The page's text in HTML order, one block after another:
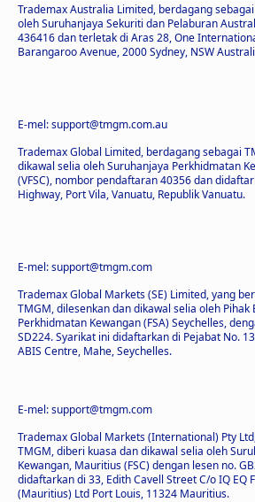
Trademax Australia Limited, berdagang
oleh Suruhanjaya Sekuriti dan Pelaburan
436416 dan terletak di Aras 28, One
Barangaroo Avenue, 2000 Sydney, NSW
E-mel: support@tmgm.com.au
Trademax Global Limited, berdagang sebagai
dikawal selia oleh Suruhanjaya Perkhidmatan
(VFSC), nombor pendaftaran 40356 dan
Highway, Port Vila, Vanuatu, Republik Vanuatu.
E-mel: support@tmgm.com
Trademax Global Markets (SE) Limited, yang
TMGM, dilesenkan dan dikawal selia oleh Pihak
Perkhidmatan Kewangan (FSA) Seychelles,
SD224. Syarikat ini didaftarkan di Pejabat No.
ABIS Centre, Mahe, Seychelles.
E-mel: support@tmgm.com
Trademax Global Markets (International) Pty
TMGM, diberi kuasa dan dikawal selia oleh
Kewangan, Mauritius (FSC) dengan lesen no.
didaftarkan di 33, Edith Cavell Street C/o IQ EQ
(Mauritius) Ltd Port Louis, 11324 Mauritius.